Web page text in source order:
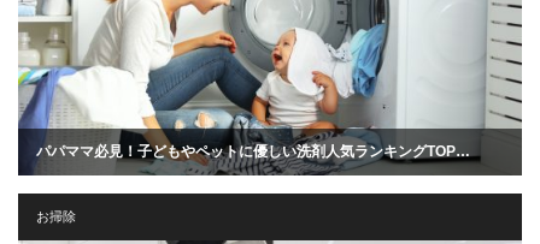
パパママ必見！子どもやペットに優しい洗剤人気ランキングTOP…
お掃除